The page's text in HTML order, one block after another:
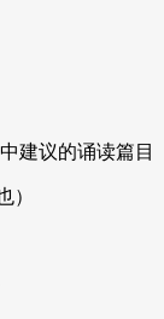
建议的诵读篇目
）